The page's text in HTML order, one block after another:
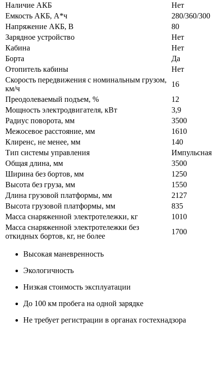
Наличие АКБ
Нет
Емкость АКБ, А*ч
280/360/300
Напряжение АКБ, В
80
Зарядное устройство
Нет
Кабина
Нет
Борта
Да
Отопитель кабины
Нет
Скорость передвижения с номинальным грузом,
км/ч
16
Преодолеваемый подъем, %
12
Мощность электродвигателя, кВт
3,9
Радиус поворота, мм
3500
Межосевое расстояние, мм
1610
Клиренс, не менее, мм
140
Тип системы управления
Импульсная
Общая длина, мм
3500
Ширина без бортов, мм
1250
Высота без груза, мм
1550
Длина грузовой платформы, мм
2127
Высота грузовой платформы, мм
835
Масса снаряженной электротележки, кг
1010
Масса снаряженной электротележки без
откидных бортов, кг, не более
1700
Высокая маневренность
Экологичность
Низкая стоимость эксплуатации
До 100 км пробега на одной зарядке
Не требует регистрации в органах гостехнадзора